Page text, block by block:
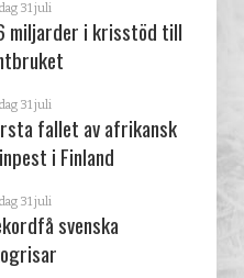
31 juli
miljarder i krisstöd till
31 juli
fallet av afrikansk
i Finland
31 juli
svenska